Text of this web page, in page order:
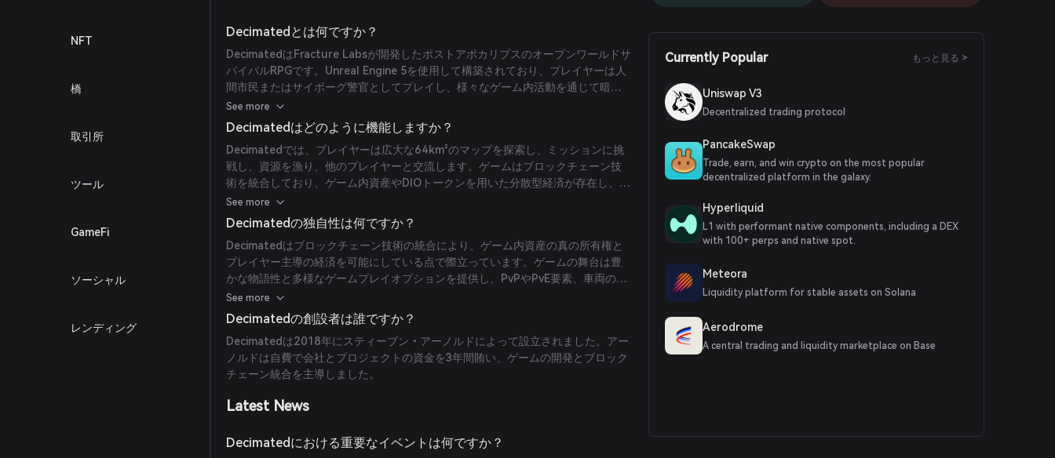
NFT
橋
取引所
ツール
GameFi
ソーシャル
レンディング
Decimatedとは何ですか？
DecimatedはFracture Labsが開発したポストアポカリプスのオープンワールドサ
バイバルRPGです。Unreal Engine 5を使用して構築されており、プレイヤーは人
間市民またはサイボーグ警官としてプレイし、様々なゲーム内活動を通じて暗号
通貨（DIO）を獲得しながらディストピア世界を探索します。
See more
Decimatedはどのように機能しますか？
Decimatedでは、プレイヤーは広大な64km²のマップを探索し、ミッションに挑
戦し、資源を漁り、他のプレイヤーと交流します。ゲームはブロックチェーン技
術を統合しており、ゲーム内資産やDIOトークンを用いた分散型経済が存在し、取
引や報酬に利用されます。
See more
Decimatedの独自性は何ですか？
Decimatedはブロックチェーン技術の統合により、ゲーム内資産の真の所有権と
プレイヤー主導の経済を可能にしている点で際立っています。ゲームの舞台は豊
かな物語性と多様なゲームプレイオプションを提供し、PvPやPvE要素、車両の使
用、基地建設などが含まれます。
See more
Decimatedの創設者は誰ですか？
Decimatedは2018年にスティーブン・アーノルドによって設立されました。アー
ノルドは自費で会社とプロジェクトの資金を3年間賄い、ゲームの開発とブロック
チェーン統合を主導しました。
Latest News
Decimatedにおける重要なイベントは何ですか？
Currently Popular もっと見る >
Uniswap V3
Decentralized trading protocol
PancakeSwap
Trade, earn, and win crypto on the most popular
decentralized platform in the galaxy.
Hyperliquid
L1 with performant native components, including a DEX
with 100+ perps and native spot.
Meteora
Liquidity platform for stable assets on Solana
Aerodrome
A central trading and liquidity marketplace on Base